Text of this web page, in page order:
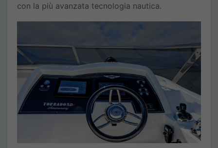
con la più avanzata tecnologia nautica.